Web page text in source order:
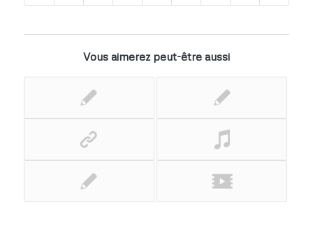
Vous aimerez peut-être aussi